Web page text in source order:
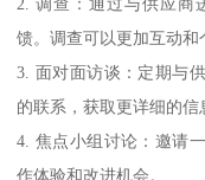
2. 调查：通过与供应商
馈。调查可以更加互动和
3. 面对面访谈：定期与
的联系，获取更详细的信
4. 焦点小组讨论：邀请
作体验和改进机会。